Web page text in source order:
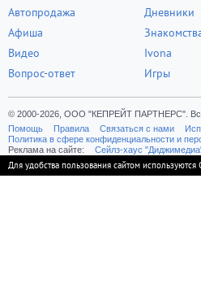
Автопродажа
Афиша
Видео
Вопрос-ответ
Дневники
Ivona
Игры
© 2000-2026, ООО "КЕПРЕЙТ ПАРТНЕРС".
Помощь
Правила Связаться с нами
Политика в сфере конфиденциальности и
Реклама на сайте:
Cейлз-хаус
Для удобства пользования сайтом